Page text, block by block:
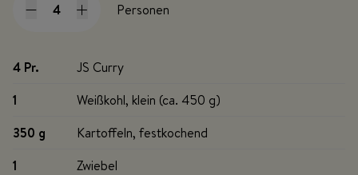
Personen
4 Pr.
JS Curry
1
Weißkohl, klein (ca. 450 g)
350 g
Kartoffeln, festkochend
1
Zwiebel